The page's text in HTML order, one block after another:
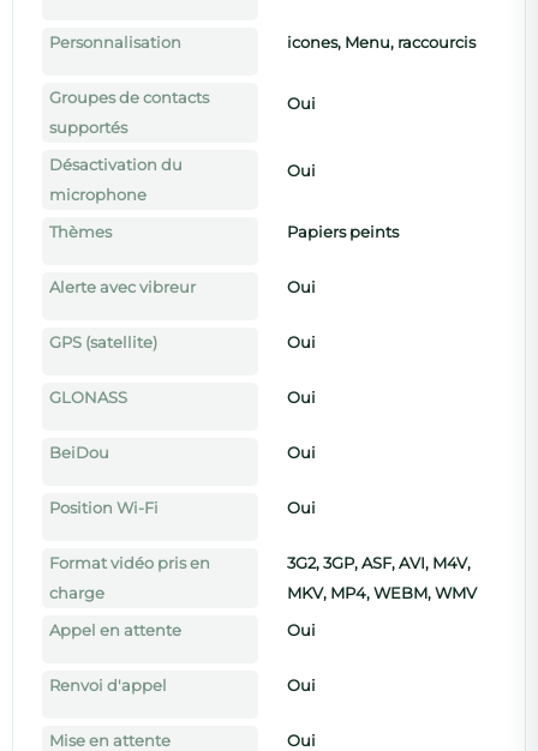
Personnalisation icones, Menu, raccourcis
Groupes de contacts
supportés
Oui
Désactivation du
microphone
Oui
Thèmes Papiers peints
Alerte avec vibreur Oui
GPS (satellite) Oui
GLONASS Oui
BeiDou Oui
Position Wi-Fi Oui
Format vidéo pris en
charge
3G2, 3GP, ASF, AVI, M4V,
MKV, MP4, WEBM, WMV
Appel en attente Oui
Renvoi d'appel Oui
Mise en attente Oui